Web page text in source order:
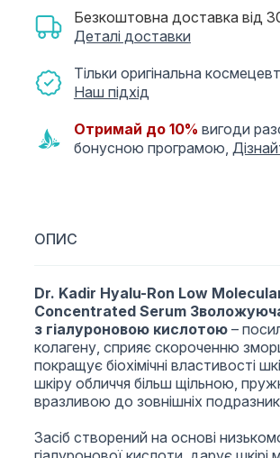
Безкоштовна доставка від
Деталі доставки
Тільки оригінальна
Наш підхід
Отримай до 10% вигоди
бонусною програмою,
ОПИС
Dr. Kadir Hyalu-Ron Low
Concentrated Serum
з гіалуроновою кислотою–
колагену, сприяє скороченню
покращує біохімічні властивості
шкіру обличчя більш щільною,
вразливою до зовнішніх
Засіб створений на основі